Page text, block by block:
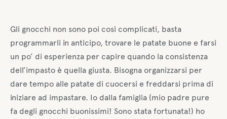
Gli gnocchi non sono poi così complicati, basta
programmarli in anticipo, trovare le patate buone e farsi
un po’ di esperienza per capire quando la consistenza
dell’impasto è quella giusta. Bisogna organizzarsi per
dare tempo alle patate di cuocersi e freddarsi prima di
iniziare ad impastare. Io dalla famiglia (mio padre pure
fa degli gnocchi buonissimi! Sono stata fortunata!) ho